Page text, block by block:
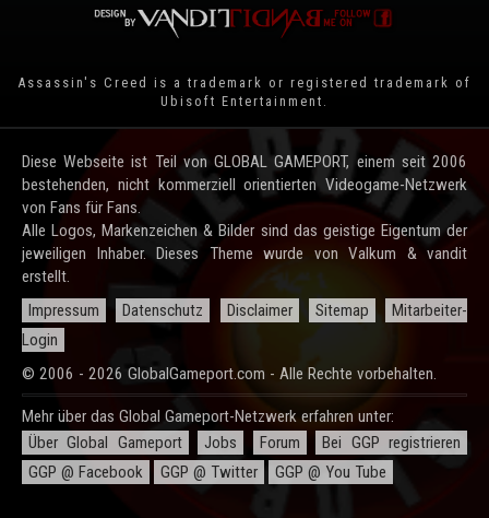
Assassin's Creed is a trademark or registered trademark of
Ubisoft Entertainment
Diese Webseite ist Teil von GLOBAL GAMEPORT, einem seit 2006
bestehenden, nicht kommerziell orientierten Videogame-Netzwerk
von Fans für Fans.
Alle Logos, Markenzeichen & Bilder sind das geistige Eigentum der
jeweiligen Inhaber. Dieses Theme wurde von Valkum & vandit
erstellt.
Impressum
Datenschutz Disclaimer Sitemap
Mitarbeiter-
Login
© 2006 - 2026 GlobalGameport.com - Alle Rechte vorbehalten.
Mehr über das Global Gameport-Netzwerk erfahren unter:
Über Global Gameport
Jobs Forum
Bei GGP registrieren
GGP @ Facebook
GGP @ Twitter GGP @ You Tube